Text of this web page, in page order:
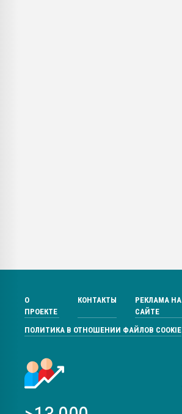
О
ПРОЕКТЕ
КОНТАКТЫ
РЕКЛАМА НА
САЙТЕ
ПОЛИТИКА В ОТНОШЕНИИ ФАЙЛОВ COOKIE